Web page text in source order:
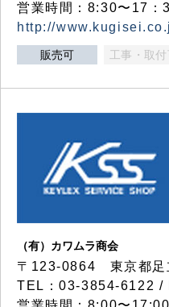
営業時間：8:30〜17：
http://
販売可 工事・取付
（有）カワムラ商会
〒123-0864 東京都足
TEL：03-3854-6122 /